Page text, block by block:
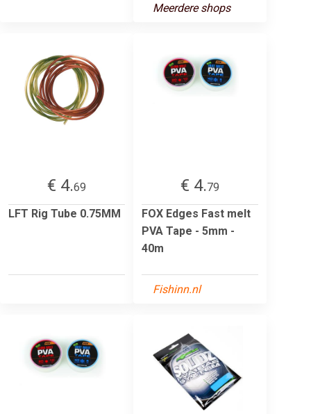
Meerdere shops
€ 4.69
LFT Rig Tube 0.75MM
€ 4.79
FOX Edges Fast melt
PVA Tape - 5mm -
40m
Fishinn.nl